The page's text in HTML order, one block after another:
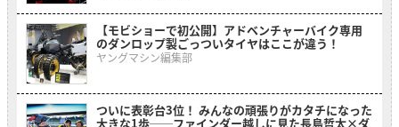
【モビショーで初公開】アドベンチャーバイク専用
のダンロップ製ごっついタイヤはここが違う！
ヤングマシン編集部
ついに表彰台3位！ みんなの頑張りがカタチになった
大きな1歩──ファインダー越しに見た長島哲太×ダ